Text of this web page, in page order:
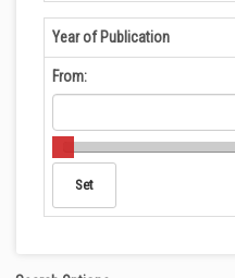
Year of Publication
From: